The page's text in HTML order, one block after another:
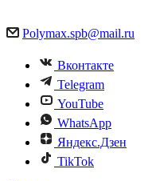
Polymax.spb@mail.ru
Вконтакте
Telegram
YouTube
WhatsApp
Яндекс.Дзен
TikTok